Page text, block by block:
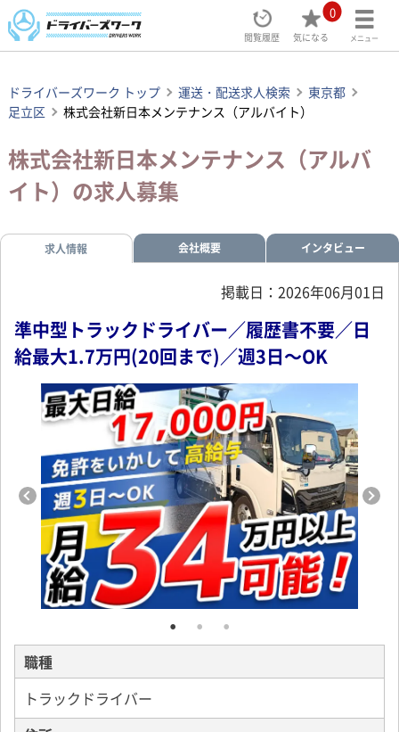
閲覧履歴
0
気になる メニュー
ドライバーズワーク トップ 運送・配送求人検索
東京都
足立区
株式会社新日本メンテナンス（アルバイト）
株式会社新日本メンテナンス（アルバ
イト）の求人募集
求人情報 会社概要 インタビュー
掲載日：2026年06月01日
準中型トラックドライバー／履歴書不要／日
給最大1.7万円(20回まで)／週3日～OK
職種
トラックドライバー